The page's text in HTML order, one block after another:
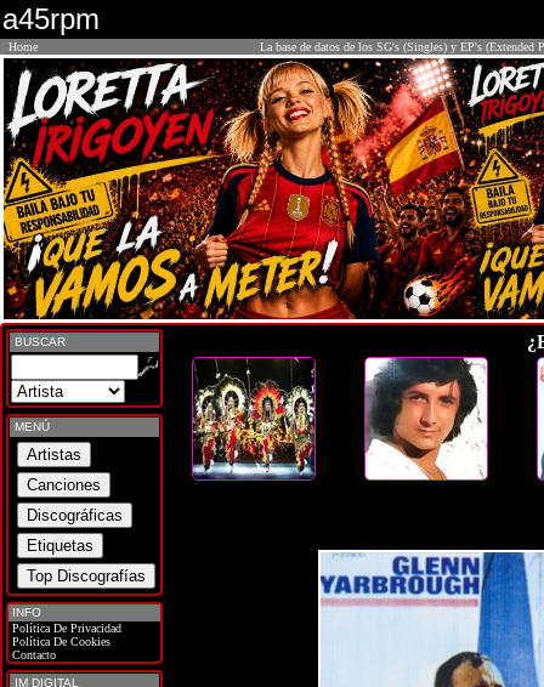
a45rpm
Home La base de datos de los SG's (Singles) y EP's (Extended
BUSCAR
MENÚ
INFO
Política De Privacidad
Política De Cookies
Contacto
IM DIGITAL